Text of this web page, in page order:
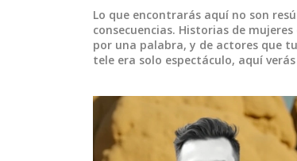
Lo que encontrarás aquí no son
consecuencias. Historias de
por una palabra, y de actores que
tele era solo espectáculo, aquí